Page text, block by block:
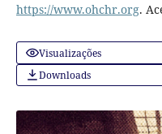
https://www.ohchr.org.
Visualizações
Downloads